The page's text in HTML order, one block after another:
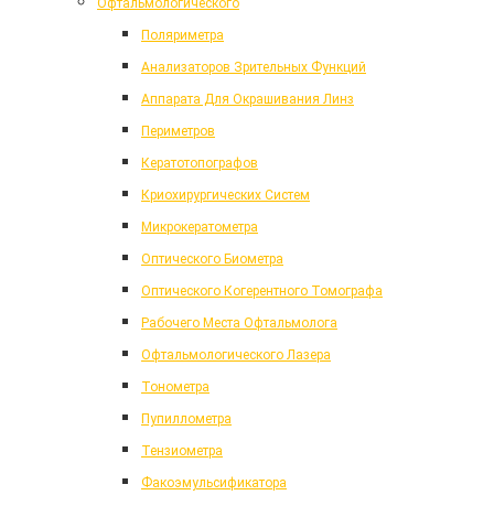
Офтальмологического
Поляриметра
Анализаторов Зрительных Функций
Аппарата Для Окрашивания Линз
Периметров
Кератотопографов
Криохирургических Систем
Микрокератометра
Оптического Биометра
Оптического Когерентного Томографа
Рабочего Места Офтальмолога
Офтальмологического Лазера
Тонометра
Пупиллометра
Тензиометра
Факоэмульсификатора